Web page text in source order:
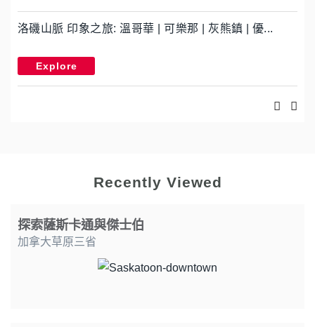
洛磯山脈 印象之旅: 溫哥華 | 可樂那 | 灰熊鎮 | 優...
Explore
Recently Viewed
探索薩斯卡通與傑士伯
加拿大草原三省